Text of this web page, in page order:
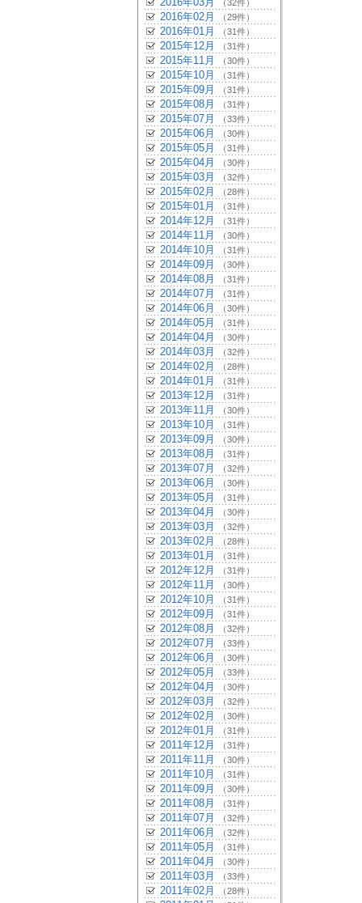
（32件）
2016年02月 （29件）
2016年01月 （31件）
2015年12月 （31件）
2015年11月 （30件）
2015年10月 （31件）
2015年09月 （31件）
2015年08月 （31件）
2015年07月 （33件）
2015年06月 （30件）
2015年05月 （31件）
2015年04月 （30件）
2015年03月 （32件）
2015年02月 （28件）
2015年01月 （31件）
2014年12月 （31件）
2014年11月 （30件）
2014年10月 （31件）
2014年09月 （30件）
2014年08月 （31件）
2014年07月 （31件）
2014年06月 （30件）
2014年05月 （31件）
2014年04月 （30件）
2014年03月 （32件）
2014年02月 （28件）
2014年01月 （31件）
2013年12月 （31件）
2013年11月 （30件）
2013年10月 （31件）
2013年09月 （30件）
2013年08月 （31件）
2013年07月 （32件）
2013年06月 （30件）
2013年05月 （31件）
2013年04月 （30件）
2013年03月 （32件）
2013年02月 （28件）
2013年01月 （31件）
2012年12月 （31件）
2012年11月 （30件）
2012年10月 （31件）
2012年09月 （31件）
2012年08月 （32件）
2012年07月 （33件）
2012年06月 （30件）
2012年05月 （33件）
2012年04月 （30件）
2012年03月 （32件）
2012年02月 （30件）
2012年01月 （31件）
2011年12月 （31件）
2011年11月 （30件）
2011年10月 （31件）
2011年09月 （30件）
2011年08月 （31件）
2011年07月 （32件）
2011年06月 （32件）
2011年05月 （31件）
2011年04月 （30件）
2011年03月 （33件）
2011年02月 （28件）